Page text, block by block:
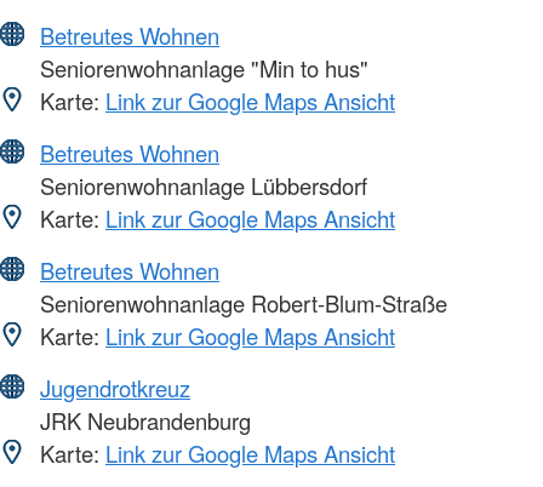
Betreutes Wohnen
Seniorenwohnanlage "Min to hus"
Karte: Link zur Google Maps Ansicht
Betreutes Wohnen
Seniorenwohnanlage Lübbersdorf
Karte: Link zur Google Maps Ansicht
Betreutes Wohnen
Seniorenwohnanlage Robert-Blum-Straße
Karte: Link zur Google Maps Ansicht
Jugendrotkreuz
JRK Neubrandenburg
Karte: Link zur Google Maps Ansicht